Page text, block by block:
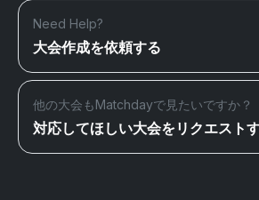
Need Help?
大会作成を依頼する
他の大会もMatchdayで見たいですか？
対応してほしい大会をリクエスト